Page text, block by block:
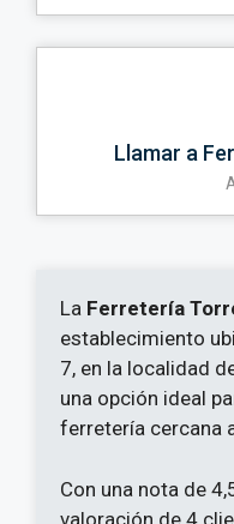
Llamar a
La Ferretería
establecimiento
7, en la localidad
una opción ideal
ferretería cercana
Con una nota de
valoración de 4